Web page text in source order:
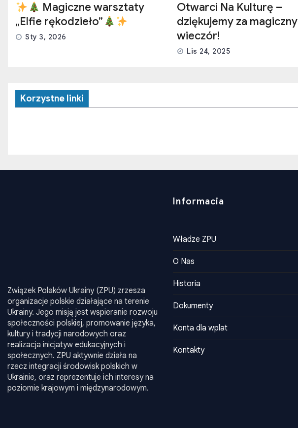
Magiczne warsztaty
„Elfie rękodzieło”
Sty 3, 2026
Otwarci Na Kulturę –
dziękujemy za magiczny
wieczór!
Lis 24, 2025
Korzystne linki
Związek Polaków Ukrainy (ZPU) zrzesza
organizacje polskie działające na terenie
Ukrainy. Jego misją jest wspieranie rozwoju
społeczności polskiej, promowanie języka,
kultury i tradycji narodowych oraz
realizacja inicjatyw edukacyjnych i
społecznych. ZPU aktywnie działa na
rzecz integracji środowisk polskich w
Ukrainie, oraz reprezentuje ich interesy na
poziomie krajowym i międzynarodowym.
Informacia
Władze ZPU
O Nas
Historia
Dokumenty
Konta dla wplat
Kontakty